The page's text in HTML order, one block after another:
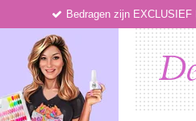
Bedragen zijn EXCLUSIEF